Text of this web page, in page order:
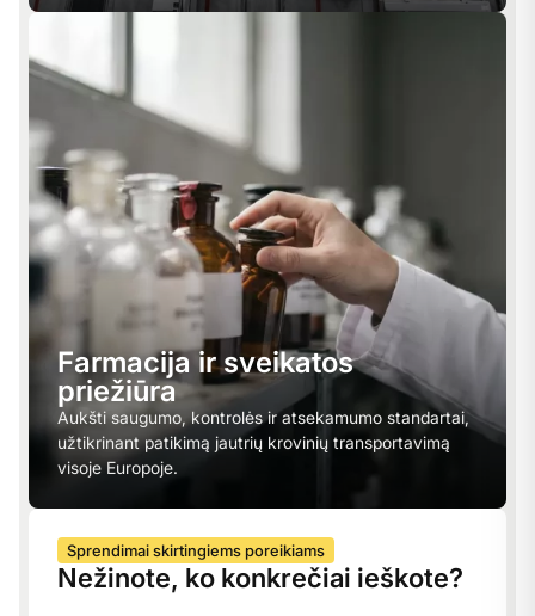
Farmacija ir sveikatos
priežiūra
Aukšti saugumo, kontrolės ir atsekamumo standartai,
užtikrinant patikimą jautrių krovinių transportavimą
visoje Europoje.
Sprendimai skirtingiems poreikiams
Nežinote, ko konkrečiai ieškote?